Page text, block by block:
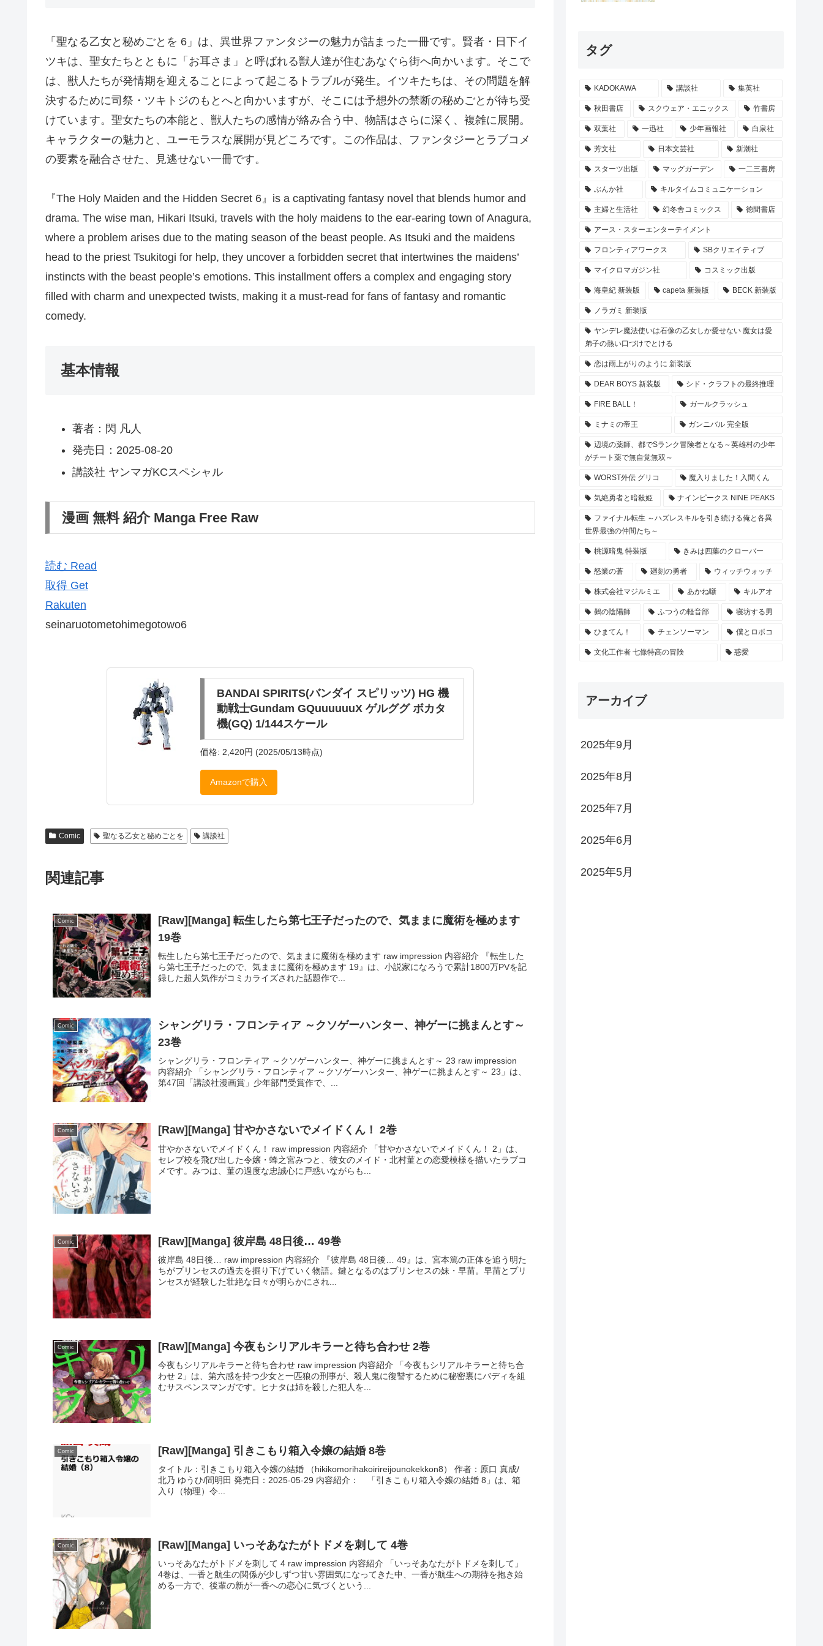
「聖なる乙女と秘めごとを 6」は、異世界ファンタジーの魅力が詰まった一冊です。賢者・日下イ
ツキは、聖女たちとともに「お耳さま」と呼ばれる獣人達が住むあなぐら街へ向かいます。そこで
は、獣人たちが発情期を迎えることによって起こるトラブルが発生。イツキたちは、その問題を解
決するために司祭・ツキトジのもとへと向かいますが、そこには予想外の禁断の秘めごとが待ち受
けています。聖女たちの本能と、獣人たちの感情が絡み合う中、物語はさらに深く、複雑に展開。
キャラクターの魅力と、ユーモラスな展開が見どころです。この作品は、ファンタジーとラブコメ
の要素を融合させた、見逃せない一冊です。
『The Holy Maiden and the Hidden Secret 6』is a captivating fantasy novel that blends humor and
drama. The wise man, Hikari Itsuki, travels with the holy maidens to the ear-earing town of Anagura,
where a problem arises due to the mating season of the beast people. As Itsuki and the maidens
head to the priest Tsukitogi for help, they uncover a forbidden secret that intertwines the maidens’
instincts with the beast people’s emotions. This installment offers a complex and engaging story
filled with charm and unexpected twists, making it a must-read for fans of fantasy and romantic
comedy.
基本情報
著者：閃 凡人
発売日：2025-08-20
講談社 ヤンマガKCスペシャル
漫画 無料 紹介 Manga Free Raw
読む Read
取得 Get
Rakuten
seinaruotometohimegotowo6
BANDAI SPIRITS(バンダイ スピリッツ) HG 機
動戦士Gundam GQuuuuuuX ゲルググ ボカタ
機(GQ) 1/144スケール
価格: 2,420円 (2025/05/13時点)
Amazonで購入
Comic 聖なる乙女と秘めごとを 講談社
関連記事
Comic
[Raw][Manga] 転生したら第七王子だったので、気ままに魔術を極めます
19巻
転生したら第七王子だったので、気ままに魔術を極めます raw impression 内容紹介 『転生した
ら第七王子だったので、気ままに魔術を極めます 19』は、小説家になろうで累計1800万PVを記
録した超人気作がコミカライズされた話題作で...
Comic
シャングリラ・フロンティア ～クソゲーハンター、神ゲーに挑まんとす～
23巻
シャングリラ・フロンティア ～クソゲーハンター、神ゲーに挑まんとす～ 23 raw impression
内容紹介 「シャングリラ・フロンティア ～クソゲーハンター、神ゲーに挑まんとす～ 23」は、
第47回「講談社漫画賞」少年部門受賞作で、...
Comic [Raw][Manga] 甘やかさないでメイドくん！ 2巻
甘やかさないでメイドくん！ raw impression 内容紹介 「甘やかさないでメイドくん！ 2」は、
セレブ校を飛び出した令嬢・蜂之宮みつと、彼女のメイド・北村菫との恋愛模様を描いたラブコ
メです。みつは、菫の過度な忠誠心に戸惑いながらも...
Comic [Raw][Manga] 彼岸島 48日後… 49巻
彼岸島 48日後… raw impression 内容紹介 『彼岸島 48日後… 49』は、宮本篤の正体を追う明た
ちがプリンセスの過去を掘り下げていく物語。鍵となるのはプリンセスの妹・早苗。早苗とプリ
ンセスが経験した壮絶な日々が明らかにされ...
Comic [Raw][Manga] 今夜もシリアルキラーと待ち合わせ 2巻
今夜もシリアルキラーと待ち合わせ raw impression 内容紹介 「今夜もシリアルキラーと待ち合
わせ 2」は、第六感を持つ少女と一匹狼の刑事が、殺人鬼に復讐するために秘密裏にバディを組
むサスペンスマンガです。ヒナタは姉を殺した犯人を...
Comic [Raw][Manga] 引きこもり箱入令嬢の結婚 8巻
タイトル：引きこもり箱入令嬢の結婚 （hikikomorihakoirireijounokekkon8） 作者：原口 真成/
北乃 ゆうひ/間明田 発売日：2025-05-29 内容紹介： 「引きこもり箱入令嬢の結婚 8」は、箱
入り（物理）令...
Comic [Raw][Manga] いっそあなたがトドメを刺して 4巻
いっそあなたがトドメを刺して 4 raw impression 内容紹介 「いっそあなたがトドメを刺して」
4巻は、一香と航生の関係が少しずつ甘い雰囲気になってきた中、一香が航生への期待を抱き始
める一方で、後輩の新が一香への恋心に気づくという...
タグ
KADOKAWA 講談社 集英社
秋田書店 スクウェア・エニックス 竹書房
双葉社 一迅社 少年画報社 白泉社
芳文社 日本文芸社 新潮社
スターツ出版 マッグガーデン 一二三書房
ぶんか社 キルタイムコミュニケーション
主婦と生活社 幻冬舎コミックス 徳間書店
アース・スターエンターテイメント
フロンティアワークス SBクリエイティブ
マイクロマガジン社 コスミック出版
海皇紀 新装版 capeta 新装版 BECK 新装版
ノラガミ 新装版
ヤンデレ魔法使いは石像の乙女しか愛せない 魔女は愛
弟子の熱い口づけでとける
恋は雨上がりのように 新装版
DEAR BOYS 新装版 シド・クラフトの最終推理
FIRE BALL！ ガールクラッシュ
ミナミの帝王 ガンニバル 完全版
辺境の薬師、都でSランク冒険者となる～英雄村の少年
がチート薬で無自覚無双～
WORST外伝 グリコ 魔入りました！入間くん
気絶勇者と暗殺姫 ナインピークス NINE PEAKS
ファイナル転生 ～ハズレスキルを引き続ける俺と各異
世界最強の仲間たち～
桃源暗鬼 特装版 きみは四葉のクローバー
怒業の蒼 廻刻の勇者 ウィッチウォッチ
株式会社マジルミエ あかね噺 キルアオ
鵺の陰陽師 ふつうの軽音部 寝坊する男
ひまてん！ チェンソーマン 僕とロボコ
文化工作者 七條特高の冒険 惑愛
アーカイブ
2025年9月
2025年8月
2025年7月
2025年6月
2025年5月